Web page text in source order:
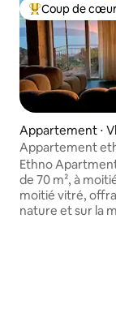
Coups de cœur
Coup de
Appartement ⋅
Appartement
Ethno
de 70 m², à
moitié vitré,
nature et sur la